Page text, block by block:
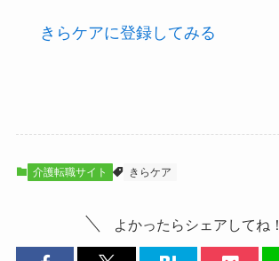
きらケアに登録してみる
介護転職サイト きらケア
よかったらシェアしてね！